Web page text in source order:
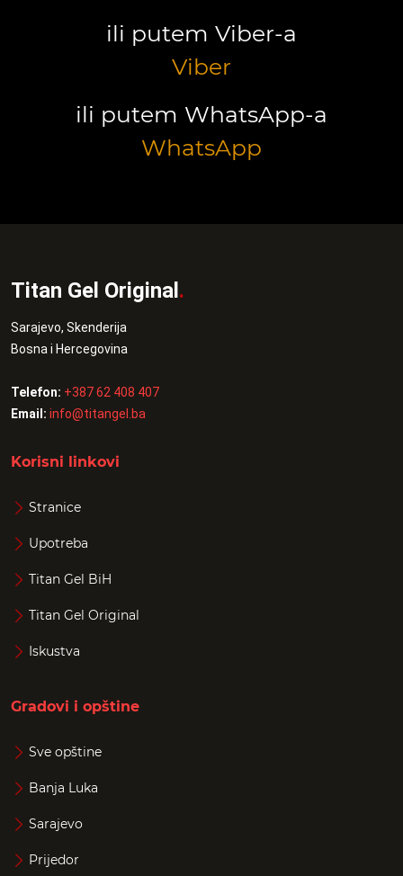
ili putem Viber-a
Viber
ili putem WhatsApp-a
WhatsApp
Titan Gel Original.
Sarajevo, Skenderija
Bosna i Hercegovina
Telefon: +387 62 408 407
Email: info@titangel.ba
Korisni linkovi
Stranice
Upotreba
Titan Gel BiH
Titan Gel Original
Iskustva
Gradovi i opštine
Sve opštine
Banja Luka
Sarajevo
Prijedor